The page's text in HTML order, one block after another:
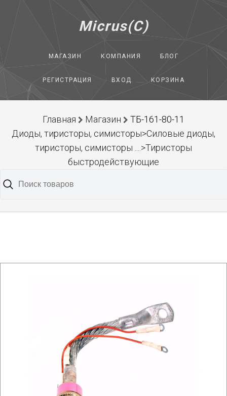
Micrus(C)
МАГАЗИН КОМПАНИЯ БЛОГ
РЕГИСТРАЦИЯ ВХОД КОРЗИНА
Главная Магазин
ТБ-161-80-11
Диоды, тиристоры, симисторы>Силовые диоды,
тиристоры, симисторы ....>Тиристоры
быстродействующие